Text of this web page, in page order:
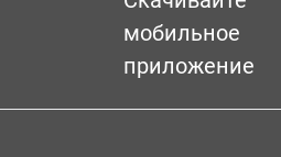
мобильное
приложение